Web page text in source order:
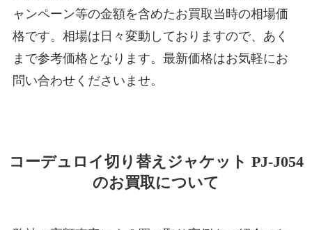
ャンペーン等の金額を含めたお買取当時の相場価
格です。相場は日々変動しておりますので、あく
まで参考価格となります。最新価格はお気軽にお
問い合わせくださいませ。
コーデュロイ切り替えジャケット PJ-J054
のお買取について